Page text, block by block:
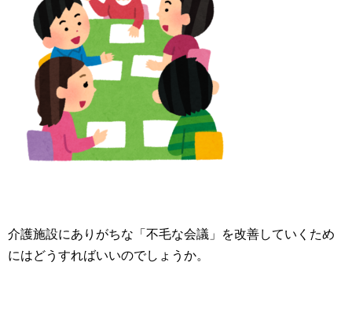
介護施設にありがちな「不毛な会議」を改善していくため
にはどうすればいいのでしょうか。